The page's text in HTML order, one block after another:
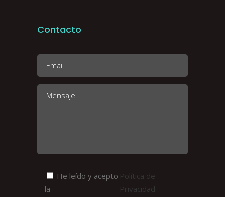
Contacto
He leído y acepto
la
Política de
Privacidad